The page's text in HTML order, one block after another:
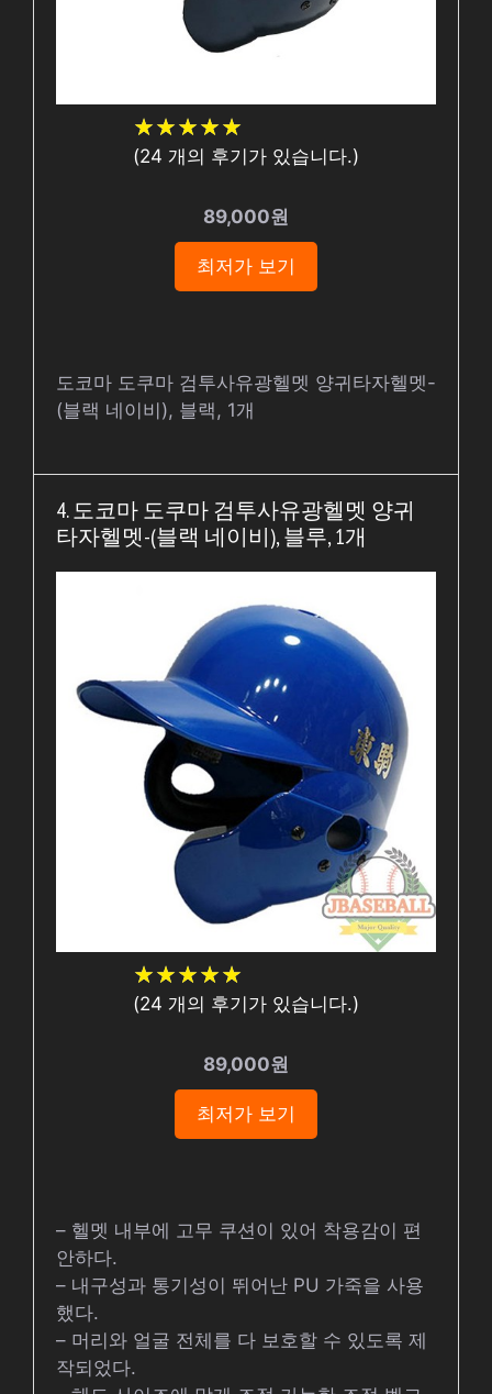
★★★★★
★★★★★
(24 개의 후기가 있습니다.)
89,000원
최저가 보기
도코마 도쿠마 검투사유광헬멧 양귀타자헬멧-
(블랙 네이비), 블랙, 1개
4. 도코마 도쿠마 검투사유광헬멧 양귀
타자헬멧-(블랙 네이비), 블루, 1개
★★★★★
★★★★★
(24 개의 후기가 있습니다.)
89,000원
최저가 보기
– 헬멧 내부에 고무 쿠션이 있어 착용감이 편
안하다.
– 내구성과 통기성이 뛰어난 PU 가죽을 사용
했다.
– 머리와 얼굴 전체를 다 보호할 수 있도록 제
작되었다.